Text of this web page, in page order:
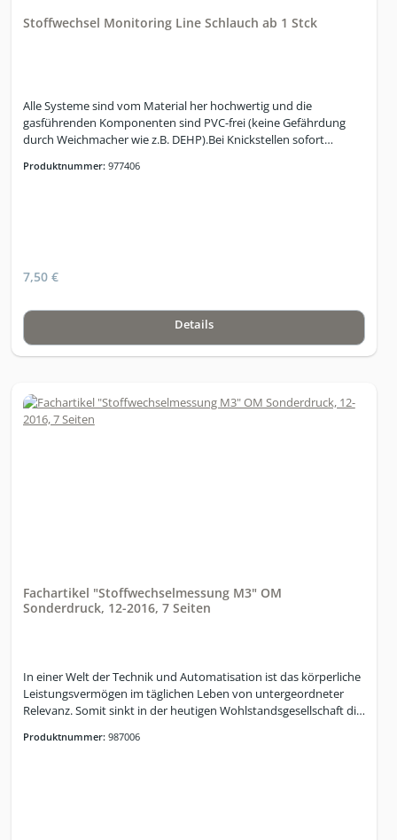
Stoffwechsel Monitoring Line Schlauch ab 1 Stck
Alle Systeme sind vom Material her hochwertig und die
gasführenden Komponenten sind PVC-frei (keine Gefährdung
durch Weichmacher wie z.B. DEHP).Bei Knickstellen sofort
finden Sie unter www.stoffwechselmessung.de
Produktnummer: 977406
7,50 €
Details
Fachartikel "Stoffwechselmessung M3" OM
Sonderdruck, 12-2016, 7 Seiten
In einer Welt der Technik und Automatisation ist das körperliche
Leistungsvermögen im täglichen Leben von untergeordneter
Relevanz. Somit sinkt in der heutigen Wohlstandsgesellschaft die
Gesetzmäßigkeiten unberührt und werden dem
Produktnummer: 987006